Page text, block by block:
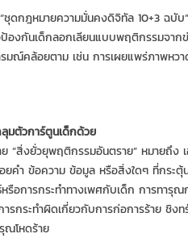
ชุดกฎหมายความมั่นคงดิจิทัล 10+3 ฉบั
งกันเด็กลอกเลียนแบบพฤติกรรมจาก
รมณ์คล้อยตาม เช่น การเผยแพร่ภาพห
มตัวการ์ตูนเด็กด้วย
ย “สิ่งยั่วยุพฤติกรรมอันตราย” หมายถึ
คำ ข้อความ ข้อมูล หรือสิ่งใดๆ ที่กระตุ้
อการกระทำทางเพศกับเด็ก การทารุ
รกระทำผิดเกี่ยวกับการก่อการร้าย ชิง
ณโหดร้าย